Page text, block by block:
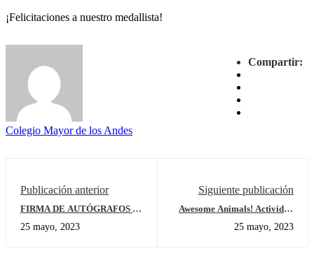
¡Felicitaciones a nuestro medallista!
Compartir:
Colegio Mayor de los Andes
Publicación anterior
FIRMA DE AUTÓGRAFOS –
ANDES 2023
25 mayo, 2023
Siguiente publicación
Awesome Animals! Actividad
25 mayo, 2023